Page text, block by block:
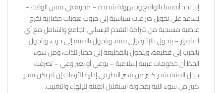
إننا نجد أنفسنا بالواقع وبسهولة شديدة – محزنة في نفس الوقت –
نساعد على تحويل صراعات سياسية إلى حروب هويات حضارية تخرج
غاضبة منسحبة من شراكة التقدم الإنساني الجامع والشامل مع أي
استفزاز – يتحول بالإثارة إلى فتنة، ويتحول بالفتنة إلى حرب، ويتحول
بالحرب إلى قطيعة، ويتحول بالقطيعة إلى حصار للذات، ومن سوء
الحظ أن حكومات عربية إسلامية – بوعي أو بغير وعي – تصرفت
حيال الفتنة بقدر كبير من قصر النظر في إدارة الأزمات إن لم يكن بقدر
كبير من سوء النية بمحاولة استغلال الفتنة للإلهاء والتغييب.